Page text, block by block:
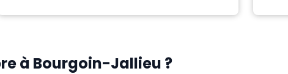
à Bourgoin-Jallieu ?